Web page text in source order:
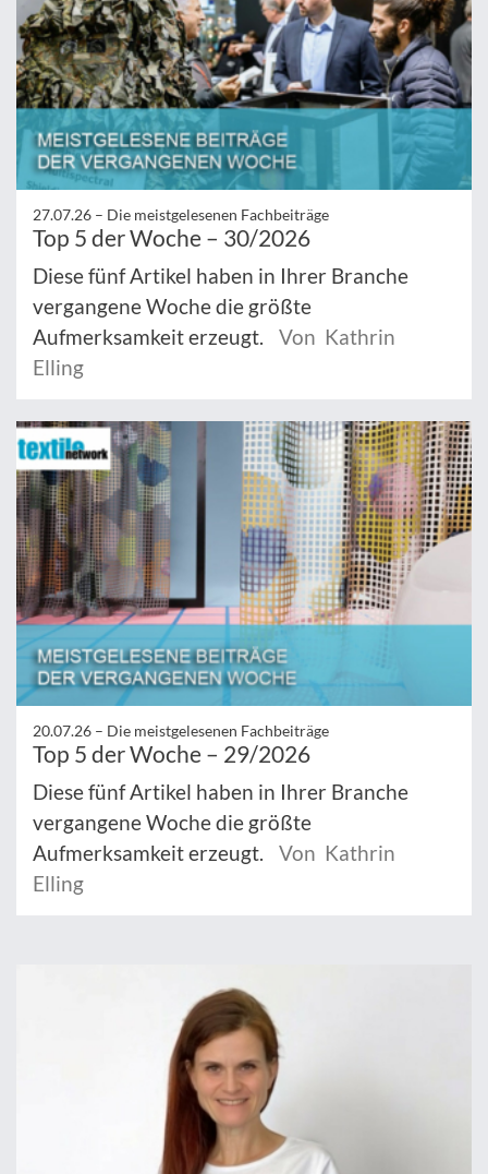
27.07.26 – Die meistgelesenen Fachbeiträge
Top 5 der Woche – 30/2026
Diese fünf Artikel haben in Ihrer Branche
vergangene Woche die größte
Aufmerksamkeit erzeugt.
Von Kathrin
Elling
20.07.26 – Die meistgelesenen Fachbeiträge
Top 5 der Woche – 29/2026
Diese fünf Artikel haben in Ihrer Branche
vergangene Woche die größte
Aufmerksamkeit erzeugt.
Von Kathrin
Elling